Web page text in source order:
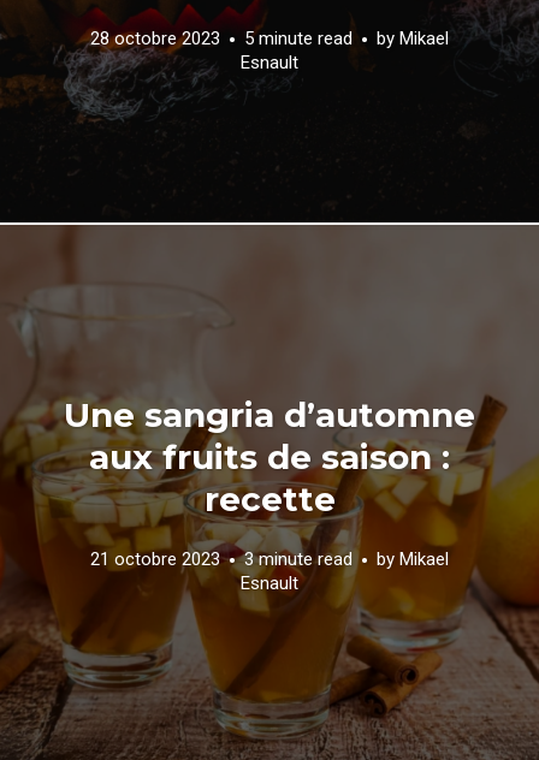
28 octobre 2023 5 minute read by Mikael
Esnault
Une sangria d’automne
aux fruits de saison :
recette
21 octobre 2023 3 minute read by Mikael
Esnault